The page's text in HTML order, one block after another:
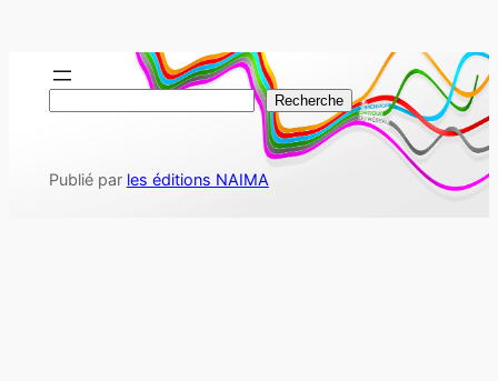
h
Recherche
Publié par les éditions NAIMA